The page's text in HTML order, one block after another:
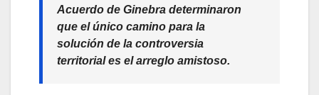
Acuerdo de Ginebra determinaron
que el único camino para la
solución de la controversia
territorial es el arreglo amistoso.